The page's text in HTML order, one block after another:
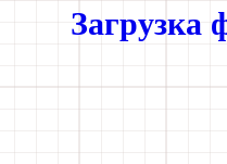
Загрузка